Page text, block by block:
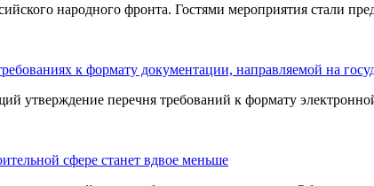
народного фронта. Гостями мероприятия стали
к формату документации, направляемой на
утверждение перечня требований к формату
сфере станет вдвое меньше